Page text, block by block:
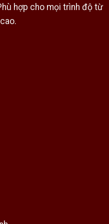
hợp cho mọi trình độ từ